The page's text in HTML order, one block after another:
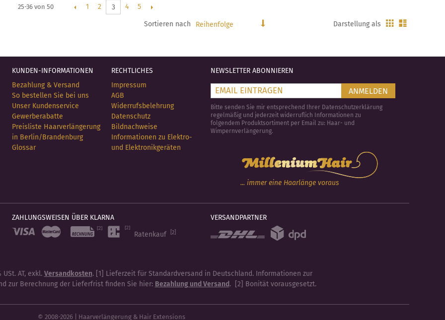
25-36 von 50 1 2 3 4 5
Sortieren nach Darstellung als
Gitter
KUNDEN-INFORMATIONEN
Bezahlung & Versand
So bestellen Sie bei uns
Unser Kundenservice
Gewerberabatte
Preisliste Haarverlängerung
in Berlin/Brandenburg
Glossar
RECHTLICHES
Impressum
AGB
Widerrufsbelehrung
Datenschutz
Bildnachweise
Informationen zu Elektro-
und Elektronikgeräten
NEWSLETTER ABONNIEREN
ANMELDEN
Bitte senden Sie mir entsprechend Ihrer Datenschutzerklärung
regelmäßig und jederzeit widerruflich Informationen zu
folgendem Produktsortiment per Email zu: Haar- und
Wimpernverlängerung.
... immer eine Haarlänge voraus
ZAHLUNGSWEISEN ÜBER KLARNA
Ratenkauf
[2]
VERSANDPARTNER
AT, exkl. Versandkosten. [1] Lieferzeit für Standardversand in Deutschland. Informationen zur
zur Berechnung der Lieferfrist finden Sie hier: Bezahlung und Versand. [2] Bonität vorausgesetzt.
© 2008-2026 | Haarverlängerung & Hair Extensions